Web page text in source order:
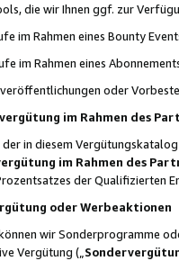
die wir Ihnen ggf. zur
im Rahmen eines Bounty
im Rahmen eines
oder
im Rahmen des
in diesem
im Rahmen des
der Qualifizierten
oder Werbeaktionen
wir Sonderprogramme
Vergütung („